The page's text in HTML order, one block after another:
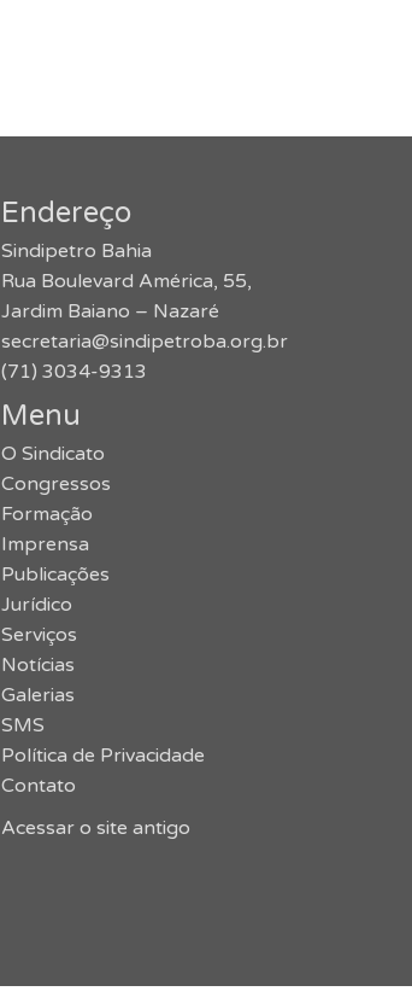
Endereço
Sindipetro Bahia
Rua Boulevard América, 55,
Jardim Baiano – Nazaré
secretaria@sindipetroba.org.br
(71) 3034-9313
Menu
O Sindicato
Congressos
Formação
Imprensa
Publicações
Jurídico
Serviços
Notícias
Galerias
SMS
Política de Privacidade
Contato
Acessar o site antigo